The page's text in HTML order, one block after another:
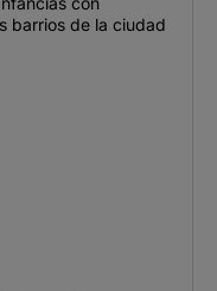
barrios de la ciudad